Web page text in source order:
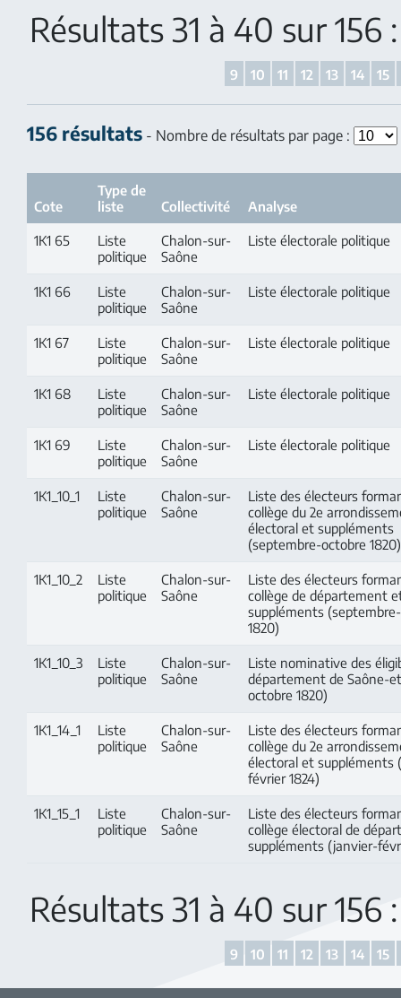
Résultats 31 à 40 sur
9 10 11 12 13 14 15
156 résultats- Nombre de résultats par page :
Cote
Type de
liste
Collectivité Analyse
1K1 65
Liste
politique
Chalon-sur-
Saône
Liste électorale politique
1K1 66
Liste
politique
Chalon-sur-
Saône
Liste électorale politique
1K1 67
Liste
politique
Chalon-sur-
Saône
Liste électorale politique
1K1 68
Liste
politique
Chalon-sur-
Saône
Liste électorale politique
1K1 69
Liste
politique
Chalon-sur-
Saône
Liste électorale politique
1K1_10_1
Liste
politique
Chalon-sur-
Saône
Liste des électeurs
collège du 2e
électoral et suppléments
(septembre-octobre 1820)
1K1_10_2
Liste
politique
Chalon-sur-
Saône
Liste des électeurs
collège de département
suppléments
1820)
1K1_10_3
Liste
politique
Chalon-sur-
Saône
Liste nominative des
département de Saône-
octobre 1820)
1K1_14_1
Liste
politique
Chalon-sur-
Saône
Liste des électeurs
collège du 2e
électoral et suppléments
février 1824)
1K1_15_1
Liste
politique
Chalon-sur-
Saône
Liste des électeurs
collège électoral de
suppléments (janvier-
Résultats 31 à 40 sur
9 10 11 12 13 14 15